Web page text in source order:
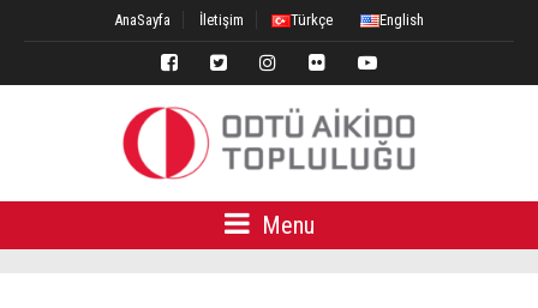
AnaSayfa İletişim Türkçe English
Menu